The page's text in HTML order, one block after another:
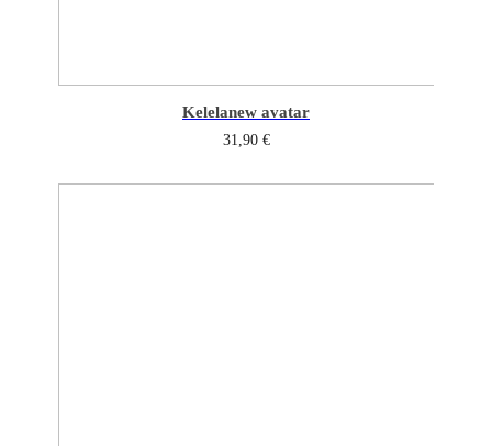
Kelelanew avatar
31,90 €